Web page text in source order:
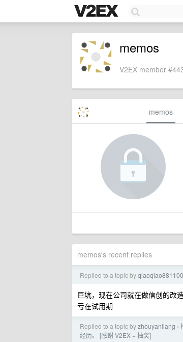
memos
V2EX member
memos
memos's recent replies
Replied to a topic byqiaoqiao881100
巨坑，现在公司就在做信创的改
亏在试用期
Replied to a topic byzhouyanliang ›
经历。 [感谢 V2EX + 抽奖]